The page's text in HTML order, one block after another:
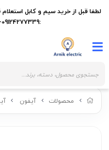
محصولات آیفون
لطفا قبل از خرید سیم و کابل
:09124277339-02155356279